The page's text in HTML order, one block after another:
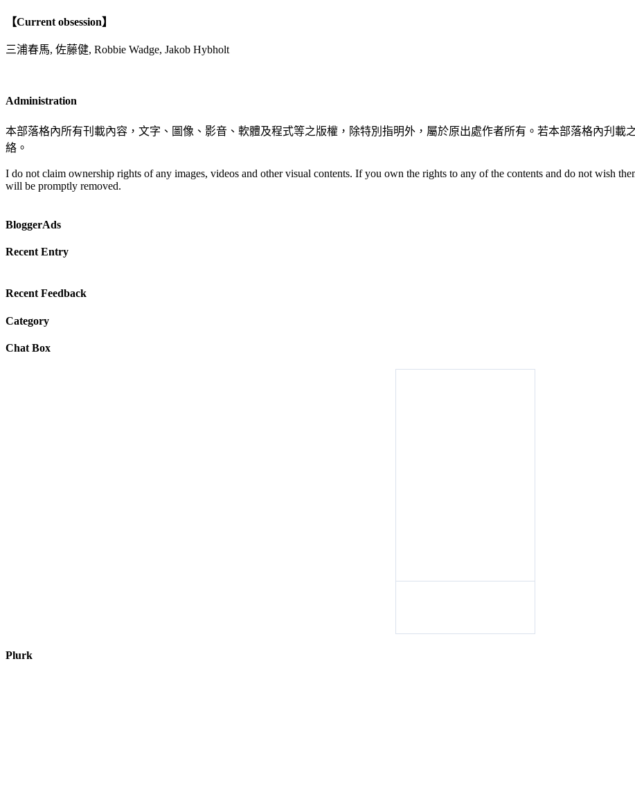
【Current obsession】
三浦春馬, 佐藤健, Robbie Wadge, Jakob Hybholt
Administration
本部落格內所有刊載內容，文字、圖像、影音、軟體及程式等之版權，除特別指明外，屬於原出處作者所有。若本部落格內刋載
絡。
I do not claim ownership rights of any images, videos and other visual contents. If you own the rights to any of the contents and do not wish
will be promptly removed.
BloggerAds
Recent Entry
Recent Feedback
Category
Chat Box
Plurk